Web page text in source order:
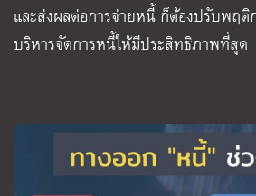
และส่งผลต่อการจ่ายหนี้ ก็ต้องปรับพฤติ
บริหารจัดการหนี้ให้มีประสิทธิภาพที่สุด